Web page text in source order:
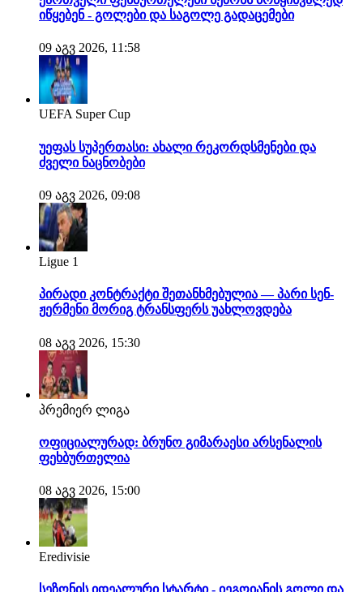
იწყებენ - გოლები და საგოლე გადაცემები
09 აგვ 2026, 11:58
UEFA Super Cup
უეფას სუპერთასი: ახალი რეკორდსმენები და
ძველი ნაცნობები
09 აგვ 2026, 09:08
Ligue 1
პირადი კონტრაქტი შეთანხმებულია — პარი სენ-
ჟერმენი მორიგ ტრანსფერს უახლოვდება
08 აგვ 2026, 15:30
პრემიერ ლიგა
ოფიციალურად: ბრუნო გიმარაესი არსენალის
ფეხბურთელია
08 აგვ 2026, 15:00
Eredivisie